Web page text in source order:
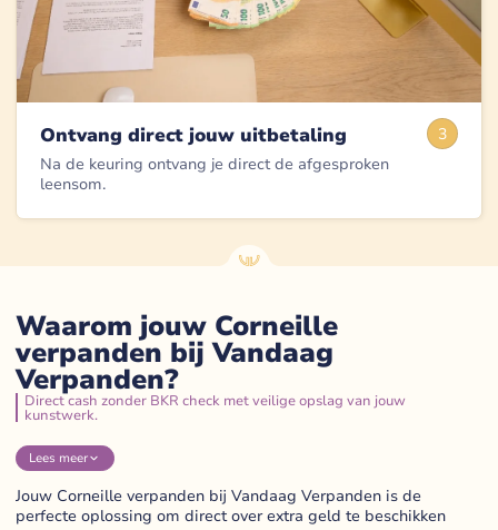
3
Ontvang direct jouw uitbetaling
Na de keuring ontvang je direct de afgesproken
leensom.
Waarom jouw Corneille
verpanden bij Vandaag
Verpanden?
Direct cash zonder BKR check met veilige opslag van jouw
kunstwerk.
Lees meer
Jouw Corneille verpanden bij Vandaag Verpanden is de
perfecte oplossing om direct over extra geld te beschikken